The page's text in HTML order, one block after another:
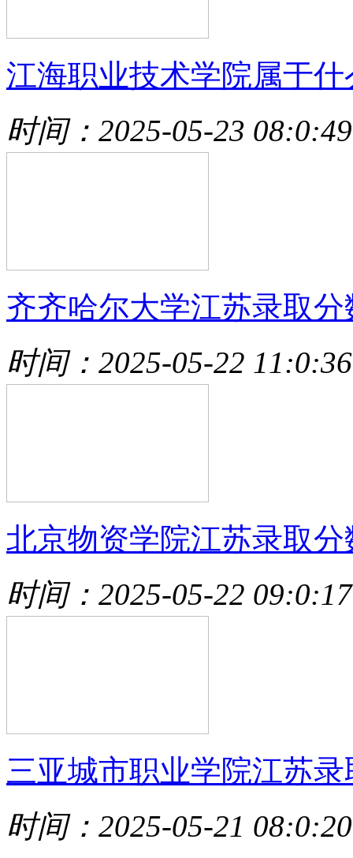
江海职业技术学院属于什
时间：2025-05-23 08:0:49
齐齐哈尔大学江苏录取分
时间：2025-05-22 11:0:36
北京物资学院江苏录取分
时间：2025-05-22 09:0:17
三亚城市职业学院江苏录
时间：2025-05-21 08:0:20